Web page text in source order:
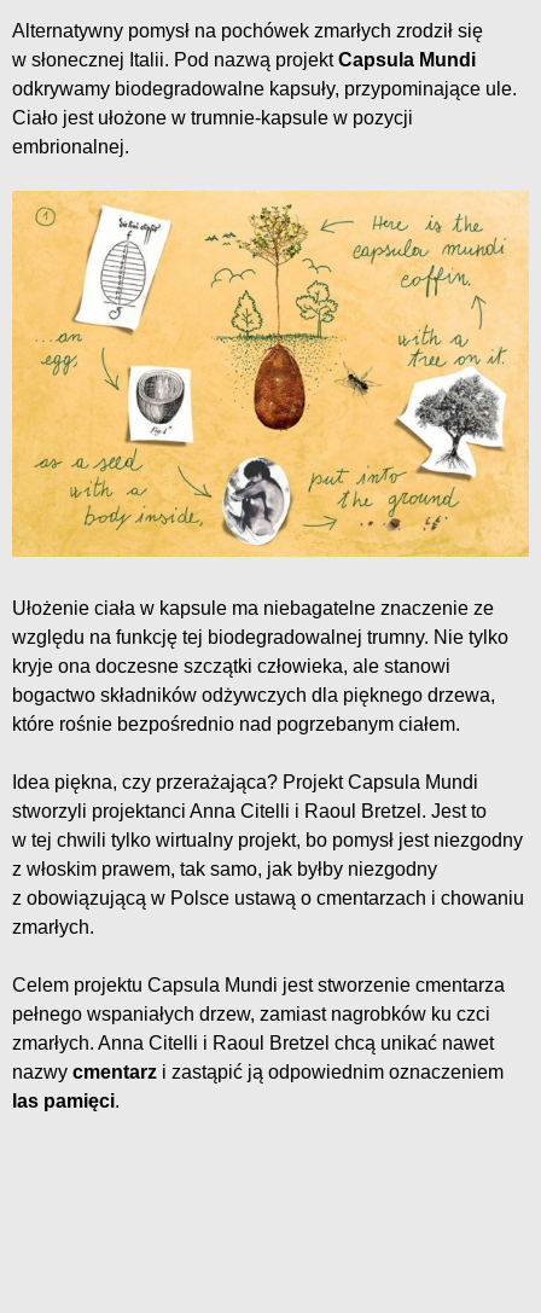
Alternatywny pomysł na pochówek zmarłych zrodził się
w słonecznej Italii. Pod nazwą projektCapsula Mundi
odkrywamy biodegradowalne kapsuły, przypominające ule.
Ciało jest ułożone w trumnie-kapsule w pozycji
embrionalnej.
Ułożenie ciała w kapsule ma niebagatelne znaczenie ze
względu na funkcję tej biodegradowalnej trumny. Nie tylko
kryje ona doczesne szczątki człowieka, ale stanowi
bogactwo składników odżywczych dla pięknego drzewa,
które rośnie bezpośrednio nad pogrzebanym ciałem.
Idea piękna, czy przerażająca? Projekt Capsula Mundi
stworzyli projektanci Anna Citelli i Raoul Bretzel. Jest to
w tej chwili tylko wirtualny projekt, bo pomysł jest niezgodny
z włoskim prawem, tak samo, jak byłby niezgodny
z obowiązującą w Polsce ustawą o cmentarzach i chowaniu
zmarłych.
Celem projektu Capsula Mundi jest stworzenie cmentarza
pełnego wspaniałych drzew, zamiast nagrobków ku czci
zmarłych. Anna Citelli i Raoul Bretzel chcą unikać nawet
nazwy cmentarz i zastąpić ją odpowiednim oznaczeniem
las pamięci.